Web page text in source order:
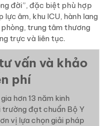
đời”, đặc biệt phù hợp
âm, khu ICU, hành lang
trung tâm thương
trực và liên tục.
vấn và khảo
phí
hơn 13 năm kinh
trường đạt chuẩn Bộ Y
vị lựa chọn giải pháp